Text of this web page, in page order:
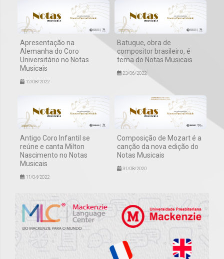
Apresentação na
Alemanha do Coro
Universitário no Notas
Musicais
12/08/2022
Batuque, obra de
compositor brasileiro, é
tema do Notas Musicais
23/06/2022
Antigo Coro Infantil se
reúne e canta Milton
Nascimento no Notas
Musicais
11/04/2022
Composição de Mozart é a
canção da nova edição do
Notas Musicais
31/08/2020